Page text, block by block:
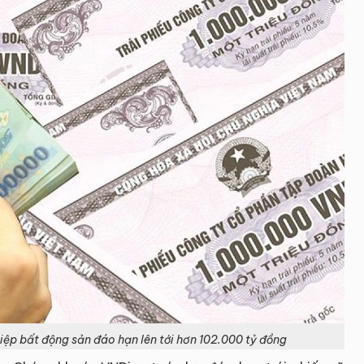
bất động sản đáo hạn lên tới hơn 102.000 tỷ đồng